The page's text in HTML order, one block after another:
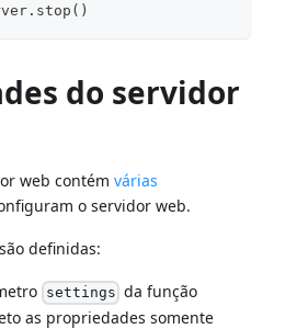
do servidor
web contémvárias
o servidor web.
definidas:
settings da função
as propriedades somente